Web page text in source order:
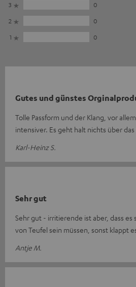
3
0
2
0
1
0
Gutes und günstes
Tolle Passform und der Klang, vor
intensiver. Es geht halt nichts über
Karl-Heinz S.
Sehr gut
Sehr gut - irritierende ist aber, dass es
von Teufel sein müssen, sonst klappt
Antje M.